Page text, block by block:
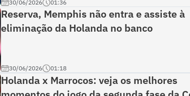
30/06/2026 01:36
Reserva, Memphis não entra e assiste à
eliminação da Holanda no banco
30/06/2026 01:18
Holanda x Marrocos: veja os melhores